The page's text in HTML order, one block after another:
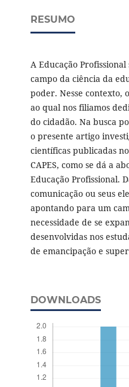
RESUMO
A Educação
campo da ciência da
poder. Nesse contexto,
ao qual nos filiamos
do cidadão. Na busca
o presente artigo
científicas publicadas
CAPES, como se dá a
Educação Profissional.
comunicação ou seus
apontando para um
necessidade de se
desenvolvidas nos
de emancipação e
DOWNLOADS